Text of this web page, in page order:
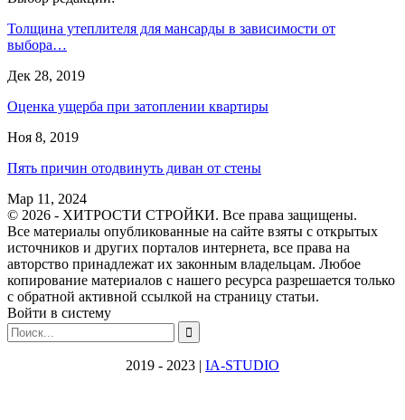
Толщина утеплителя для мансарды в зависимости от
выбора…
Дек 28, 2019
Оценка ущерба при затоплении квартиры
Ноя 8, 2019
Пять причин отодвинуть диван от стены
Мар 11, 2024
© 2026 - ХИТРОСТИ СТРОЙКИ. Все права защищены.
Все материалы опубликованные на сайте взяты с открытых
источников и других порталов интернета, все права на
авторство принадлежат их законным владельцам. Любое
копирование материалов с нашего ресурса разрешается только
с обратной активной ссылкой на страницу статьи.
Войти в систему
2019 - 2023 | IA-STUDIO